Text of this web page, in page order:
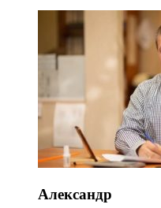
Александр